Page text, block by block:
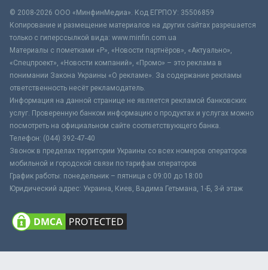
© 2008-2026 ООО «МинфинМедиа». Код ЕГРПОУ: 35506859
Копирование и размещение материалов на других сайтах разрешается
только с гиперссылкой вида: www.minfin.com.ua
Материалы с пометками «Р», «Новости партнёров», «Актуально»,
«Спецпроект», «Новости компаний», «Промо» – это реклама в
понимании Закона Украины «О рекламе». За содержание рекламы
ответственность несёт рекламодатель.
Информация на данной странице не является рекламой банковских
услуг. Проверенную банком информацию о продуктах и услугах можно
посмотреть на официальном сайте соответствующего банка.
Телефон: (044) 392-47-40
Звонок в пределах территории Украины со всех номеров операторов
мобильной и городской связи по тарифам операторов
График работы: понедельник – пятница с 09:00 до 18:00
Юридический адрес: Украина, Киев, Вадима Гетьмана, 1-Б, 3-й этаж